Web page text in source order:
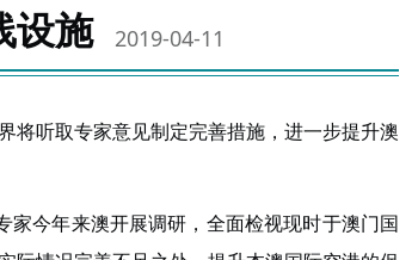
设施 2019-04-11
将听取专家意见制定完善措施，进一步提升澳
今年来澳开展调研，全面检视现时于澳门国